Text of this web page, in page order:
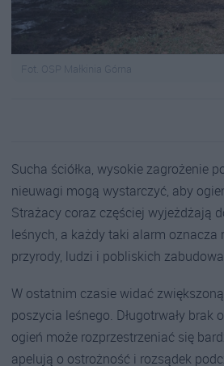
Fot. OSP Małkinia Górna
Sucha ściółka, wysokie zagrożenie
nieuwagi mogą wystarczyć, aby
Strażacy coraz częściej wyjeżdżają
leśnych, a każdy taki alarm oznacza
przyrody, ludzi i pobliskich
W ostatnim czasie widać
poszycia leśnego. Długotrwały brak
ogień może rozprzestrzeniać się
apelują o ostrożność i rozsądek